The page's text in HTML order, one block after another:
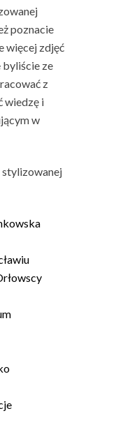
poznacie
więcej zdjęć
byliście ze
z
wiedzę i
w
stylizowanej